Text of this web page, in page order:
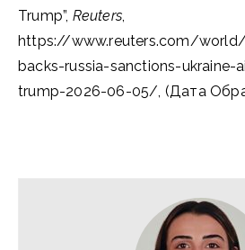
Trump”, Reuters,
https://www.reuters.com/
backs-russia-sanctions-
trump-2026-06-05/, (Дата